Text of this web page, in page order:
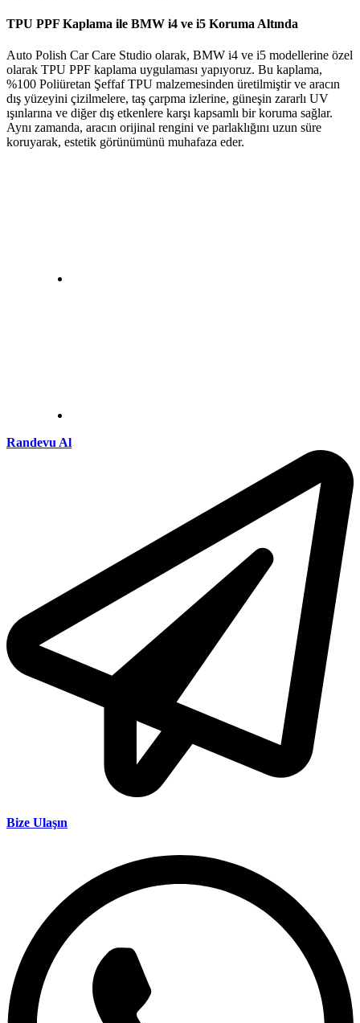
TPU PPF Kaplama ile BMW i4 ve i5 Koruma Altında
Auto Polish Car Care Studio olarak, BMW i4 ve i5 modellerine özel
olarak TPU PPF kaplama uygulaması yapıyoruz. Bu kaplama,
%100 Poliüretan Şeffaf TPU malzemesinden üretilmiştir ve aracın
dış yüzeyini çizilmelere, taş çarpma izlerine, güneşin zararlı UV
ışınlarına ve diğer dış etkenlere karşı kapsamlı bir koruma sağlar.
Aynı zamanda, aracın orijinal rengini ve parlaklığını uzun süre
koruyarak, estetik görünümünü muhafaza eder.
Randevu Al
Bize Ulaşın